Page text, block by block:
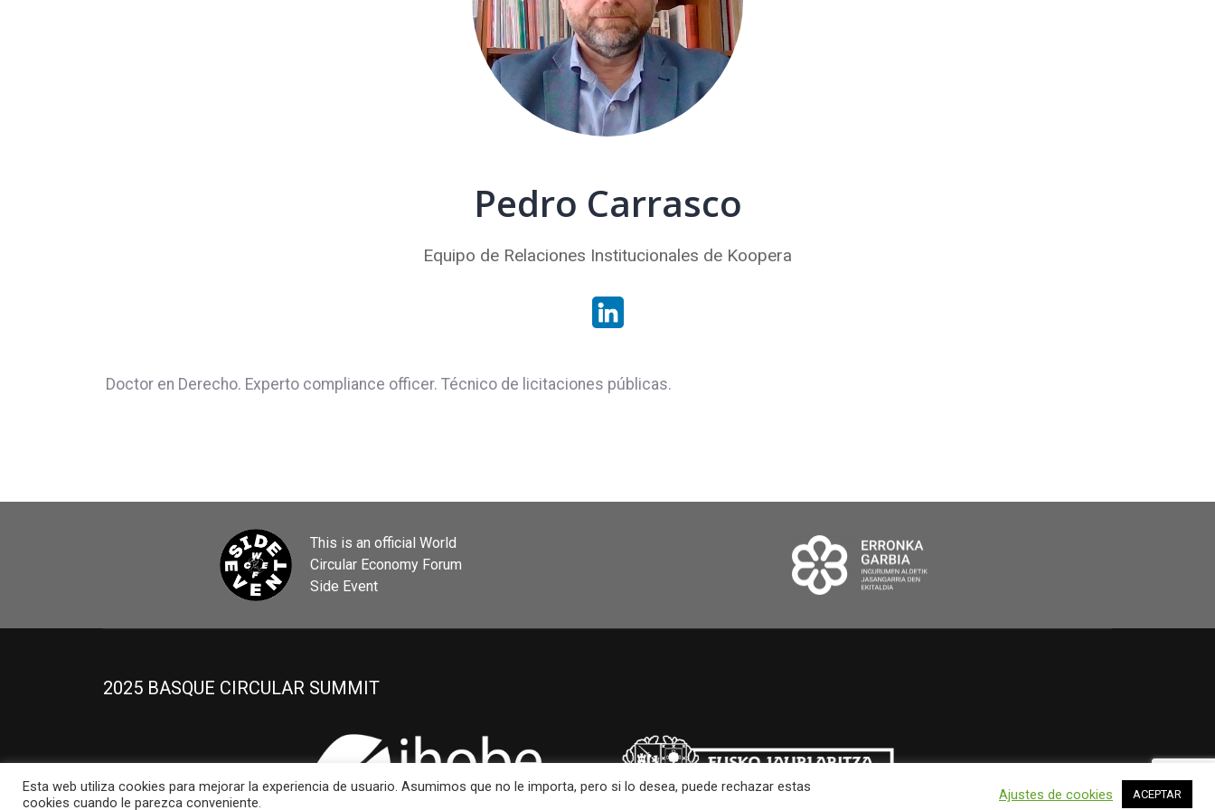
Pedro Carrasco
Equipo de Relaciones Institucionales de Koopera
Doctor en Derecho. Experto compliance officer. Técnico de licitaciones públicas.
This is an official World
Circular Economy Forum
Side Event
2025 BASQUE CIRCULAR SUMMIT
Esta web utiliza cookies para mejorar la experiencia de usuario. Asumimos que no le importa, pero si lo desea, puede rechazar estas
cookies cuando le parezca conveniente.
Ajustes de cookies ACEPTAR